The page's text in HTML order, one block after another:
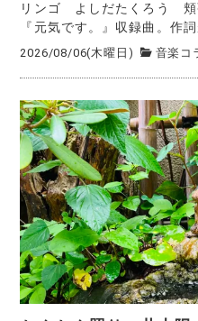
リンゴ よしだたくろう 頬
『元気です。』収録曲。作
2026/08/06(木曜日) 音楽コ